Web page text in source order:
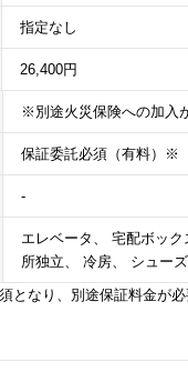
指定なし
26,400円
※別途火災保険への加入
保証委託必須（有料）※
-
エレベータ、 宅配ボッ
所独立、 冷房、 シュー
となり、別途保証料金が